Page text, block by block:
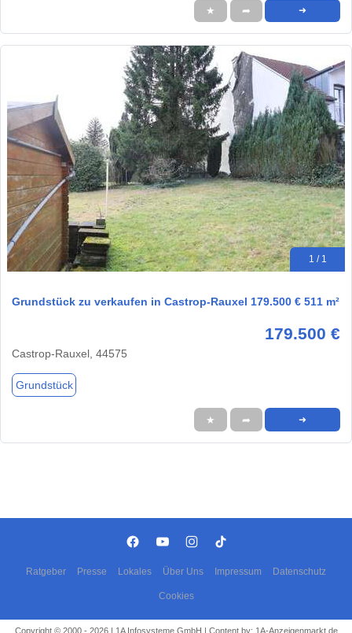
★ ➦ ➜
1 / 1
Grundstück zu verkaufen in Castrop-Rauxel 179.500 € 511 m²
179.500 €
Castrop-Rauxel, 44575
Grundstück
★ ➦ ➜
Ratgeber Presse Lokales Über Uns Impressum Datenschutz
Cookies
Copyright © 2000 - 2026 | 1A Infosysteme GmbH | Content by: 1A-Anzeigenmarkt.de